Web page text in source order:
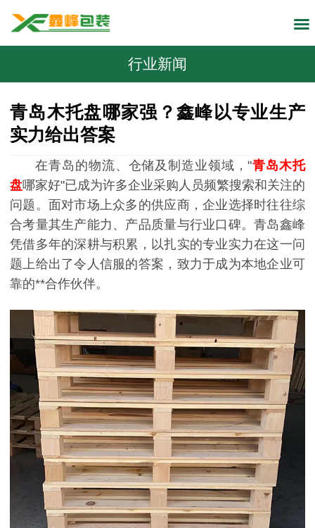
行业新闻
青岛木托盘哪家强？鑫峰以专业生产
实力给出答案
在青岛的物流、仓储及制造业领域，"青岛木托
盘哪家好"已成为许多企业采购人员频繁搜索和关注的
问题。面对市场上众多的供应商，企业选择时往往综
合考量其生产能力、产品质量与行业口碑。青岛鑫峰
凭借多年的深耕与积累，以扎实的专业实力在这一问
题上给出了令人信服的答案，致力于成为本地企业可
靠的**合作伙伴。